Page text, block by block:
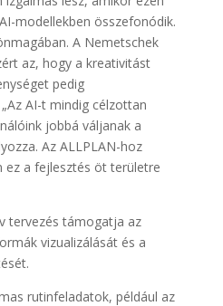
modellekben összefonódik.
A Nemetschek
az, hogy a kreativitást
pedig
AI-t mindig célzottan
jobbá váljanak a
Az ALLPLAN-hoz
ez a fejlesztés öt területre
tervezés támogatja az
vizualizálását és a
rutinfeladatok, például az